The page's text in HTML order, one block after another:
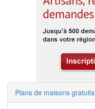
Plans de maisons gratuits